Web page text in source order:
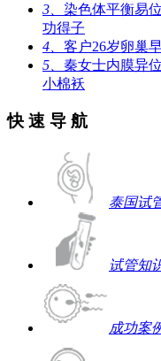
3、 染色体平衡易
功得子
4、 客户26岁卵巢
5、 秦女士内膜异
小棉袄
快 速 导 航
泰国试
试管知
成功案